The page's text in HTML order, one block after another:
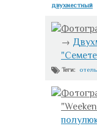
двухместный
→
Теги: